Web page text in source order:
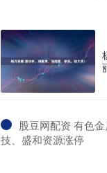
股豆网配资 有色
技、盛和资源涨停